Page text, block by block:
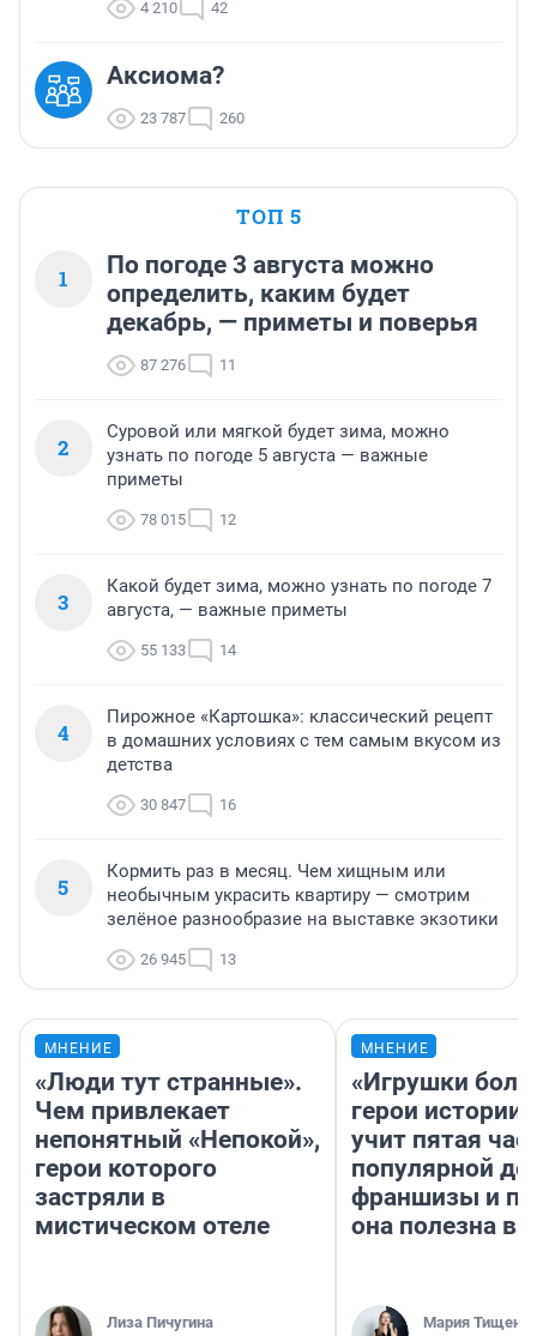
4 210 42
Аксиома?
23 787 260
ТОП 5
1
По погоде 3 августа можно
определить, каким будет
декабрь, — приметы и поверья
87 276 11
2
Суровой или мягкой будет зима, можно
узнать по погоде 5 августа — важные
приметы
78 015 12
3
Какой будет зима, можно узнать по погоде 7
августа, — важные приметы
55 133 14
4
Пирожное «Картошка»: классический рецепт
в домашних условиях с тем самым вкусом из
детства
30 847 16
5
Кормить раз в месяц. Чем хищным или
необычным украсить квартиру — смотрим
зелёное разнообразие на выставке экзотики
26 945 13
МНЕНИЕ
«Люди тут странные».
Чем привлекает
непонятный «Непокой»,
герои которого
застряли в
мистическом отеле
Лиза Пичугина
МНЕНИЕ
«Игрушки
герои
учит пятая
популярной
франшизы и
она полезна
Мария Тищенко